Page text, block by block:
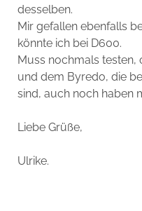
desselben.
Mir gefallen ebenfalls
könnte ich bei D600.
Muss nochmals testen,
und dem Byredo, die
sind, auch noch haben
Liebe Grüße,
Ulrike.